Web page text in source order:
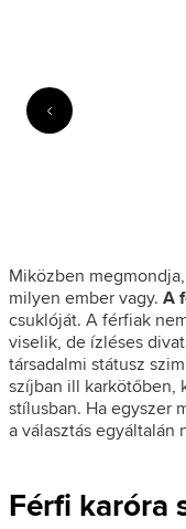
Miközben
milyen ember vagy. A
csuklóját. A férfiak
viselik, de ízléses
társadalmi státusz
szíjban ill karkötőben,
stílusban. Ha egyszer
a választás egyáltalán
Férfi karóra